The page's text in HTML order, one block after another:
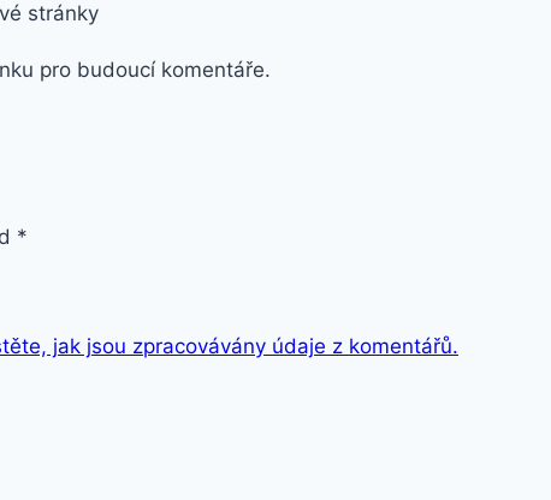
stránky
pro budoucí komentáře.
*
jak jsou zpracovávány údaje z komentářů.